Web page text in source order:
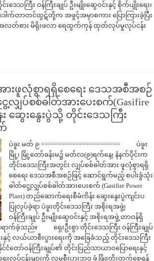
ကြီး ဝန်ကြီးချုပ် ဦးမျိုးဆွေဝင်းနှင့် စိုက်ပျိုးရေး၊
ဒေါက်တာတင်ထွဋ်တို့က အဖွင့်အမှာစကား ပြောကြားခဲ့ပြီး
နှင့် အလတ်စား မိရိုးဖလာ ရေထွက်ကုန် ထုတ်လုပ်မှုလုပ်ငန်း
းဖူလုံစွာရရှိစေရေး ဒေသအစီအစဉ်
လျှပ်စစ်ဓါတ်အားပေးစက်(Gasifire
ဆွေးနွေးပွဲသို့ တိုင်းဒေသကြီး
ပဲခူး မတ် ၉ ======================= ပဲခူး
မြို့၊ မြို့တော်ခန်းမ၌ မတ်လ(၉)ရက်နေ့၊ နံနက်ပိုင်းက
တိုင်းဒေသကြီးအတွင်း လျှပ်စစ်ဓါတ်အား ဖူလုံစွာရရှိ
စေရေး ဒေသအစီအစဉ်ဖြင့် ဆောင်ရွက်မည့် စပါးခွံသုံး
ဓါတ်ငွေ့လျှပ်စစ်ဓါတ်အားပေးစက် (Gasifire Power
Plant) တည်ဆောက်ရေးစီမံကိန်း ဆွေးနွေးပွဲကျင်းပ
ပြုလုပ်ခဲ့ရာ ပဲခူးတိုင်းဒေသကြီး အစိုးရအဖွဲ့၊
ဝန်ကြီးချုပ် ဦးမျိုးဆွေဝင်းနှင့် အစိုးရအဖွဲ့ တာဝန်ရှိ
ရောက်ခဲ့သည်။ ရှေးဦးစွာ တိုင်းဒေသကြီး ဝန်ကြီးချုပ်
င့် လယ်ယာစီးပွားရေးကို အခြေခံသည့် တိုင်းဒေသကြီး
င်ငံတော်ဝန်ကြီးချုပ်၏ တိုင်းပြည်သာယာဝပြောရေးနှင့်
လုပ်ငန်းများကို လူမှုစီးပွားဘဝ ဖွံ့ဖြိုးတိုးတက်စေရန်